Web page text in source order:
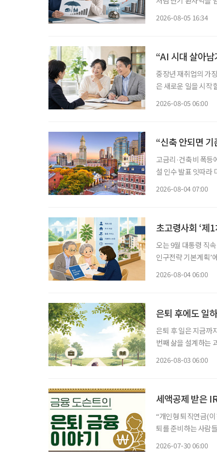
2026-08-05 16:34
“AI 시대 살아
중장년 재취업의 가
은 새로운 일을 시작
2026-08-05 06:00
“신축 안되면
고금리·건축비 폭등에 신규 개발 ‘스톱’ 입주율
설 인수 발표 잇따라 미국 고령자 주거시설 시장에 지각변동이 나타나고 있다. 고령화로 입주
2026-08-04 07:00
초고령사회 ‘제
오는 9월 대통령 직
인구전략 기본계획’에 관심이 모이고 있다.
2026-08-04 06:00
은퇴 후에도 일
은퇴 후 일은 지금까
번째 삶을 설계하는 과정이다. 은퇴를 앞뒀거나 회사를 나온 뒤
2026-08-03 06:00
세액공제 받은
“개인형 퇴직연금(이
퇴를 준비하는 사람
2026-07-30 06:00